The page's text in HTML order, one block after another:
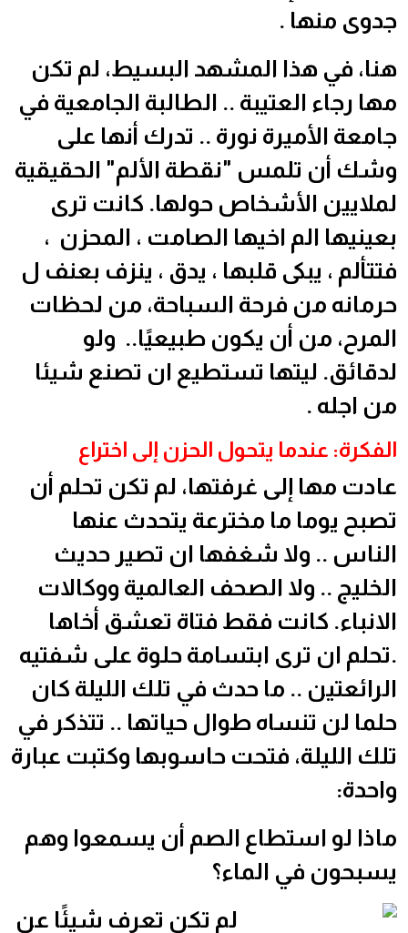
جدوى منها .
هنا، في هذا المشهد البسيط، لم تكن
مها رجاء العتيبة .. الطالبة الجامعية في
جامعة الأميرة نورة .. تدرك أنها على
وشك أن تلمس "نقطة الألم" الحقيقية
لملايين الأشخاص حولها. كانت ترى
بعينيها الم اخيها الصامت ، المحزن ،
فتتألم ، يبكى قلبها ، يدق ، ينزف بعنف ل
حرمانه من فرحة السباحة، من لحظات
المرح، من أن يكون طبيعيًا.. ولو
لدقائق. ليتها تستطيع ان تصنع شيئا
من اجله .
الفكرة: عندما يتحول الحزن إلى اختراع
عادت مها إلى غرفتها، لم تكن تحلم أن
تصبح يوما ما مخترعة يتحدث عنها
الناس .. ولا شغفها ان تصير حديث
الخليج .. ولا الصحف العالمية ووكالات
الانباء. كانت فقط فتاة تعشق أخاها
.تحلم ان ترى ابتسامة حلوة على شفتيه
الرائعتين .. ما حدث في تلك الليلة كان
حلما لن تنساه طوال حياتها .. تتذكر في
تلك الليلة، فتحت حاسوبها وكتبت عبارة
واحدة:
ماذا لو استطاع الصم أن يسمعوا وهم
يسبحون في الماء؟
لم تكن تعرف شيئًا عن